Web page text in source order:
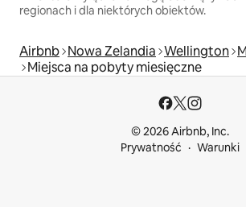
regionach i dla niektórych obiektów.
Airbnb Nowa Zelandia Wellington
Miejsca na pobyty miesięczne
© 2026 Airbnb, Inc.
Prywatność
Warunki